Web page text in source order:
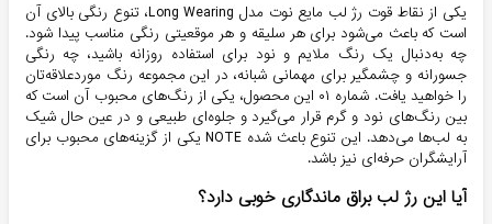
یکی از نقاط قوت رژ لب مایع نوت مدل Long Wearing، تنوع رنگی بالای آن
است که باعث می‌شود برای هر سلیقه و هر موقعیتی رنگی مناسب پیدا شود.
چه به‌دنبال یک رنگ ملایم و نود برای استفاده روزانه باشید، چه رنگی
جسورانه و چشمگیر برای مهمانی شبانه، در این مجموعه رنگ موردعلاقه‌تان
را خواهید یافت. شماره ۰۱ این محصول، یکی از رنگ‌های محبوب آن است که
بین رنگ‌های نود و گرم قرار می‌گیرد و جلوه‌ای طبیعی و در عین حال شیک
به لب‌ها می‌دهد. این تنوع باعث شده NOTE یکی از گزینه‌های محبوب برای
آرایشگران حرفه‌ای نیز باشد.
آیا این رژ لب‌ براق ماندگاری خوبی دارد؟